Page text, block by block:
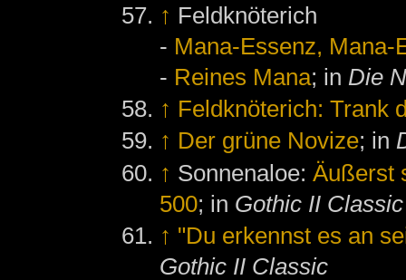
↑ Feldknöterich
- Mana-Essenz,
- Reines Mana; in Die
↑ Feldknöterich: Trank
↑ Der grüne Novize; in
↑ Sonnenaloe:Äußerst
500; in Gothic II Classic
↑ "Du erkennst es an
Gothic II Classic